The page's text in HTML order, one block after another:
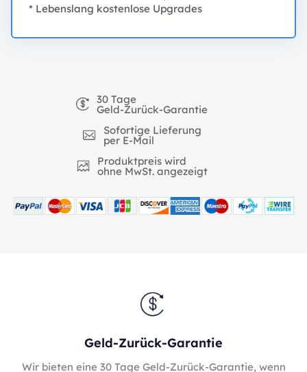
* Lebenslang kostenlose Upgrades
30 Tage
Geld-Zurück-Garantie
Sofortige Lieferung
per E-Mail
Produktpreis wird
ohne MwSt. angezeigt
Geld-Zurück-Garantie
Wir bieten eine 30 Tage Geld-Zurück-Garantie, wenn